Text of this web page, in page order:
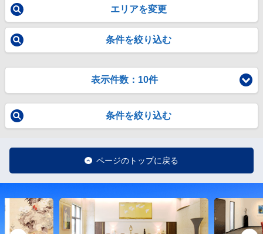
エリアを変更
条件を絞り込む
表示件数：10件
条件を絞り込む
ページのトップに戻る